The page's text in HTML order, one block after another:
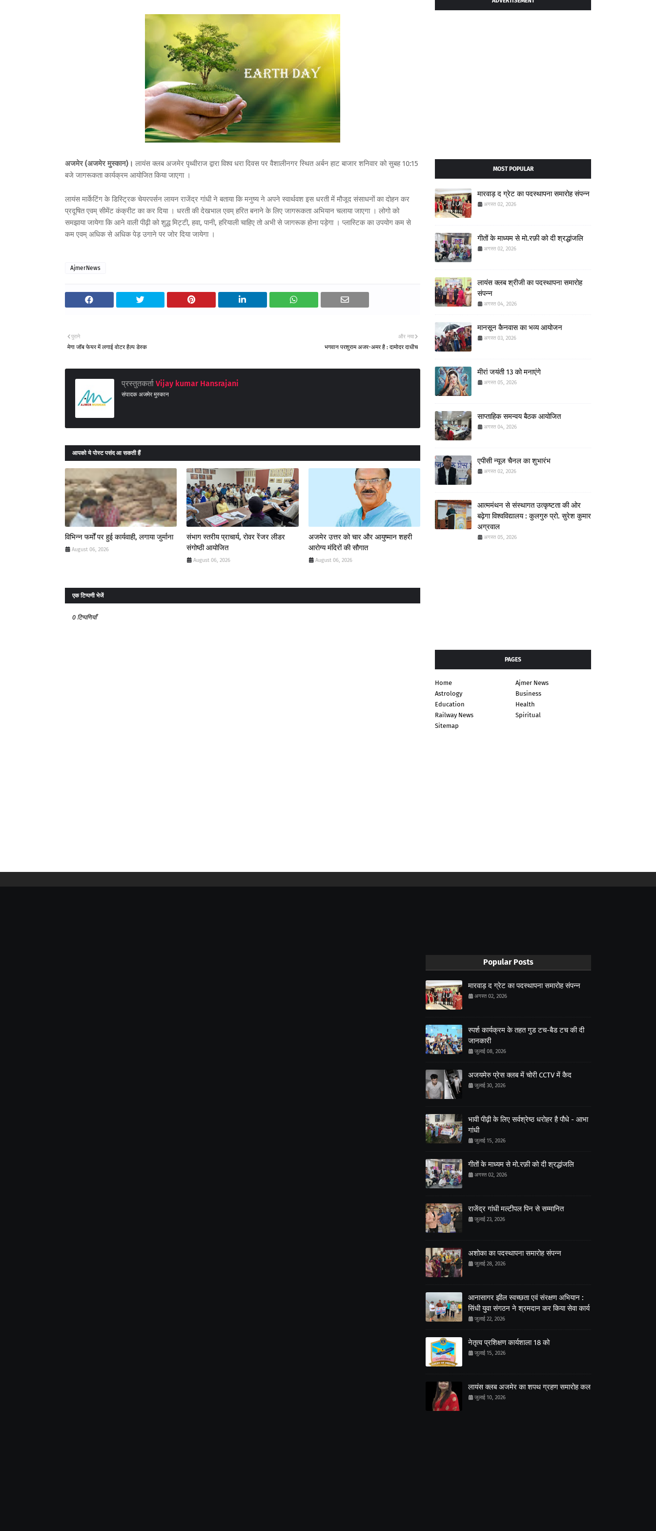
अजमेर (अजमेर मुस्कान)। लायंस क्लब अजमेर पृथ्वीराज द्वारा विश्व धरा दिवस पर वैशालीनगर स्थित अर्बन हाट बाजार शनिवार को सुबह 10:15
बजे जागरूकता कार्यक्रम आयोजित किया जाएगा ।
लायंस मार्केटिंग के डिस्ट्रिक चेयरपर्सन लायन राजेंद्र गांधी ने बताया कि मनुष्य ने अपने स्वार्थवश इस धरती में मौजूद संसाधनों का दोहन कर
प्रदूषित एवम् सीमेंट कंक्रीट का कर दिया । धरती की देखभाल एवम् हरित बनाने के लिए जागरूकता अभियान चलाया जाएगा । लोगो को
समझाया जायेगा कि आने वाली पीढ़ी को शुद्ध मिट्टी, हवा, पानी, हरियाली चाहिए तो अभी से जागरूक होना पड़ेगा । प्लास्टिक का उपयोग कम से
कम एवम् अधिक से अधिक पेड़ उगाने पर जोर दिया जायेगा ।
AjmerNews
और नया
भगवान परशुराम अजर-अमर है : दामोदर दाधीच
पुराने
मेगा जॉब फेयर में लगाई वोटर हैल्प डेस्क
प्रस्तुतकर्ता Vijay kumar Hansrajani
संपादक अजमेर मुस्कान
आपको ये पोस्ट पसंद आ सकती हैं
विभिन्न फर्मों पर हुई कार्यवाही, लगाया जुर्माना
August 06, 2026
संभाग स्तरीय प्राचार्य, रोवर रेंजर लीडर
संगोष्ठी आयोजित
August 06, 2026
अजमेर उत्तर को चार और आयुष्मान शहरी
आरोग्य मंदिरों की सौगात
August 06, 2026
एक टिप्पणी भेजें
0 टिप्पणियाँ
MOST POPULAR
मारवाड़ द ग्रेट का पदस्थापना समारोह संपन्न
अगस्त 02, 2026
गीतों के माध्यम से मो.रफ़ी को दी श्रद्धांजलि
अगस्त 02, 2026
लायंस क्लब श्रीजी का पदस्थापना समारोह
संपन्न
अगस्त 04, 2026
मानसून कैनवास का भव्य आयोजन
अगस्त 03, 2026
मीरां जयंती 13 को मनाएंगे
अगस्त 05, 2026
साप्ताहिक समन्वय बैठक आयोजित
अगस्त 04, 2026
एपीसी न्यूज चैनल का शुभारंभ
अगस्त 02, 2026
आत्ममंथन से संस्थागत उत्कृष्टता की ओर
बढ़ेगा विश्वविद्यालय : कुलगुरु प्रो. सुरेश कुमार
अग्रवाल
अगस्त 05, 2026
PAGES
Home
Ajmer News
Astrology
Business
Education
Health
Railway News
Spiritual
Sitemap
Popular Posts
मारवाड़ द ग्रेट का पदस्थापना समारोह संपन्न
अगस्त 02, 2026
स्पर्श कार्यक्रम के तहत गुड टच-बैड टच की दी
जानकारी
जुलाई 08, 2026
अजयमेरु प्रेस क्लब में चोरी CCTV में कैद
जुलाई 30, 2026
भावी पीढ़ी के लिए सर्वश्रेष्ठ धरोहर है पौधे - आभा
गांधी
जुलाई 15, 2026
गीतों के माध्यम से मो.रफ़ी को दी श्रद्धांजलि
अगस्त 02, 2026
राजेंद्र गांधी मल्टीपल पिन से सम्मानित
जुलाई 23, 2026
अशोका का पदस्थापना समारोह संपन्न
जुलाई 28, 2026
आनासागर झील स्वच्छता एवं संरक्षण अभियान :
सिंधी युवा संगठन ने श्रमदान कर किया सेवा कार्य
जुलाई 22, 2026
नेतृत्व प्रशिक्षण कार्यशाला 18 को
जुलाई 15, 2026
लायंस क्लब अजमेर का शपथ ग्रहण समारोह कल
जुलाई 10, 2026